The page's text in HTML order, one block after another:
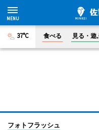
37°C 食べる 見る・遊
フォトフラッシュ